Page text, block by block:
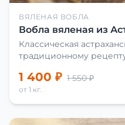
ВЯЛЕНАЯ ВОБЛА
Вобла вяленая из
Классическая
традиционному
1 400 ₽ 1 550 ₽
от 1 кг.